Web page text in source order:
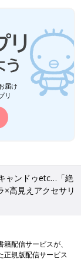
届け
リ
ャンドゥetc…「絶
高見えアクセサリ
配信サービスが、
正規版配信サービス